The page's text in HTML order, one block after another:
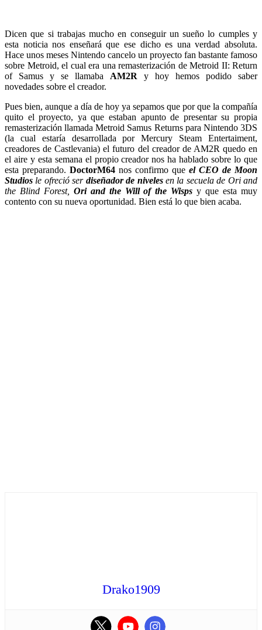
Dicen que si trabajas mucho en conseguir un sueño lo cumples y
esta noticia nos enseñará que ese dicho es una verdad absoluta.
Hace unos meses Nintendo cancelo un proyecto fan bastante famoso
sobre Metroid, el cual era una remasterización de Metroid II: Return
of Samus y se llamaba AM2R y hoy hemos podido saber
novedades sobre el creador.
Pues bien, aunque a día de hoy ya sepamos que por que la compañía
quito el proyecto, ya que estaban apunto de presentar su propia
remasterización llamada Metroid Samus Returns para Nintendo 3DS
(la cual estaría desarrollada por Mercury Steam Entertaiment,
creadores de Castlevania) el futuro del creador de AM2R quedo en
el aire y esta semana el propio creador nos ha hablado sobre lo que
esta preparando. DoctorM64 nos confirmo que el CEO de Moon
Studios le ofreció ser diseñador de nivelesen la secuela de Ori and
the Blind Forest, Ori and the Will of the Wisps y que esta muy
contento con su nueva oportunidad. Bien está lo que bien acaba.
Drako1909